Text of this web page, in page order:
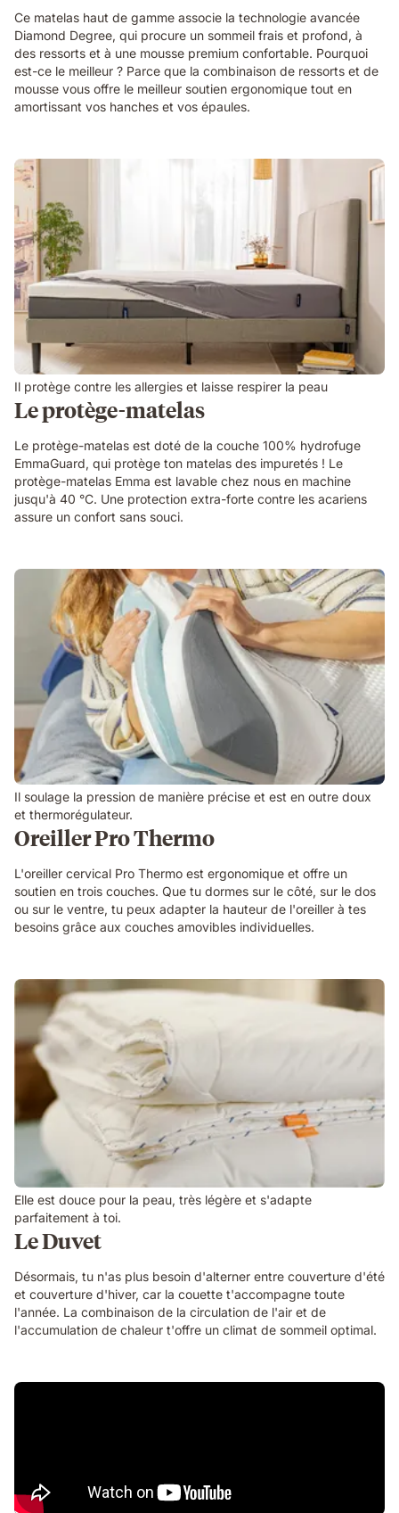
Ce matelas haut de gamme associe la technologie avancée
Diamond Degree, qui procure un sommeil frais et profond, à
des ressorts et à une mousse premium confortable. Pourquoi
est-ce le meilleur ? Parce que la combinaison de ressorts et de
mousse vous offre le meilleur soutien ergonomique tout en
amortissant vos hanches et vos épaules.
Il protège contre les allergies et laisse respirer la peau
Le protège-matelas
Le protège-matelas est doté de la couche 100% hydrofuge
EmmaGuard, qui protège ton matelas des impuretés ! Le
protège-matelas Emma est lavable chez nous en machine
jusqu'à 40 °C. Une protection extra-forte contre les acariens
assure un confort sans souci.
Il soulage la pression de manière précise et est en outre doux
et thermorégulateur.
Oreiller Pro Thermo
L'oreiller cervical Pro Thermo est ergonomique et offre un
soutien en trois couches. Que tu dormes sur le côté, sur le dos
ou sur le ventre, tu peux adapter la hauteur de l'oreiller à tes
besoins grâce aux couches amovibles individuelles.
Elle est douce pour la peau, très légère et s'adapte
parfaitement à toi.
Le Duvet
Désormais, tu n'as plus besoin d'alterner entre couverture d'été
et couverture d'hiver, car la couette t'accompagne toute
l'année. La combinaison de la circulation de l'air et de
l'accumulation de chaleur t'offre un climat de sommeil optimal.